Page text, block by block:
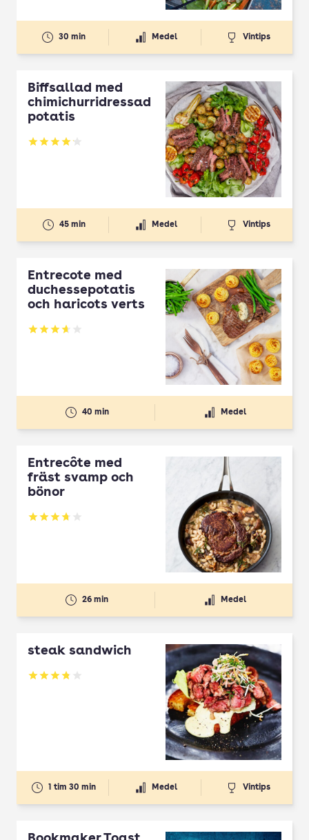
30 min Medel Vintips
Biffsallad med
chimichurridressad
potatis
Betyg: 4.14 av 5
45 min Medel Vintips
Entrecote med
duchessepotatis
och haricots verts
Betyg: 3.67 av 5
40 min Medel
Entrecôte med
fräst svamp och
bönor
Betyg: 3.76 av 5
26 min Medel
steak sandwich
Betyg: 3.79 av 5
1 tim 30 min Medel Vintips